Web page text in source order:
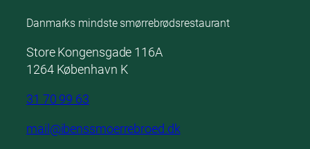
Danmarks mindste smørrebrødsrestaurant
Store Kongensgade 116A
1264 København K
31 70 99 63
mail@ibenssmoerrebroed.dk